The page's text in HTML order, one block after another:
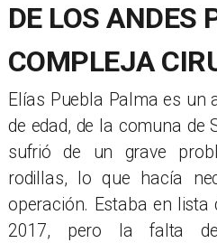
DE LOS ANDES
COMPLEJA
​Elías Puebla Palma es un
de edad, de la comuna de
sufrió de un grave
rodillas, lo que hacía
operación. Estaba en lista
2017, pero la falta de